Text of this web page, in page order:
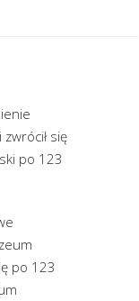
się
po 123
po 123